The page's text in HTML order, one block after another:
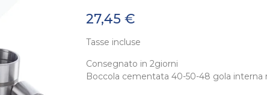
27,45 €
Tasse incluse
Consegnato in 2giorni
Boccola cementata 40-50-48 gola interna